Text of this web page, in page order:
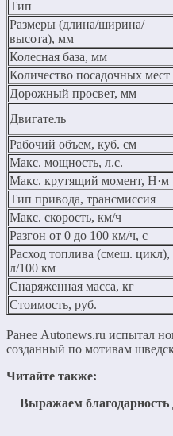
Тип
Размеры (длина/ширина/
высота), мм
Колесная база, мм
Количество посадочных мест
Дорожный просвет, мм
Двигатель
Рабочий объем, куб. см
Макс. мощность, л.с.
Макс. крутящий момент, Н·м
Тип привода, трансмиссия
Макс. скорость, км/ч
Разгон от 0 до 100 км/ч, с
Расход топлива (смеш. цикл),
л/100 км
Снаряженная масса, кг
Стоимость, руб.
Ранее Autonews.ru испытал
созданный по мотивам
Читайте также:
Выражаем благодарность